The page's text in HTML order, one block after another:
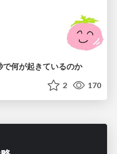
で何が起きているのか
2 170